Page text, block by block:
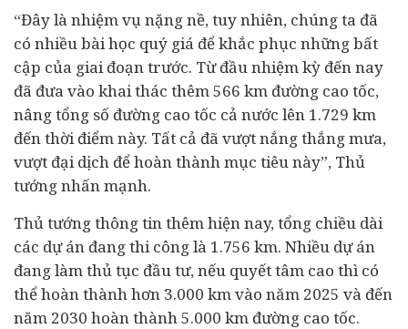
“Đây là nhiệm vụ nặng nề, tuy nhiên, chúng ta đã
có nhiều bài học quý giá để khắc phục những bất
cập của giai đoạn trước. Từ đầu nhiệm kỳ đến nay
đã đưa vào khai thác thêm 566 km đường cao tốc,
nâng tổng số đường cao tốc cả nước lên 1.729 km
đến thời điểm này. Tất cả đã vượt nắng thắng mưa,
vượt đại dịch để hoàn thành mục tiêu này”, Thủ
tướng nhấn mạnh.
Thủ tướng thông tin thêm hiện nay, tổng chiều dài
các dự án đang thi công là 1.756 km. Nhiều dự án
đang làm thủ tục đầu tư, nếu quyết tâm cao thì có
thể hoàn thành hơn 3.000 km vào năm 2025 và đến
năm 2030 hoàn thành 5.000 km đường cao tốc.